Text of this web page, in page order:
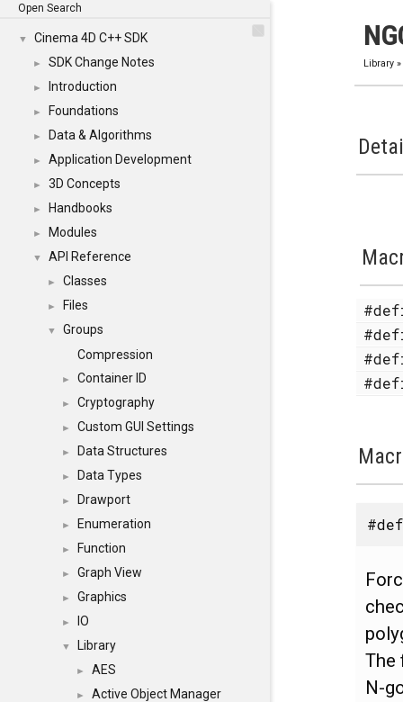
Open Search
▼ Cinema 4D C++ SDK
► SDK Change Notes
► Introduction
► Foundations
► Data & Algorithms
► Application Development
► 3D Concepts
► Handbooks
► Modules
▼ API Reference
► Classes
► Files
▼
Groups
Compression
► Container ID
► Cryptography
► Custom GUI Settings
► Data Structures
► Data Types
► Drawport
► Enumeration
► Function
► Graph View
► Graphics
► IO
▼ Library
► AES
► Active Object Manager
Library
The
N-